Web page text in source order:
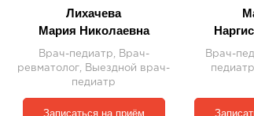
Лихачева
Мария Николаевна
Врач-педиатр, Врач-
ревматолог, Выездной врач-
педиатр
Записаться на приём
Врач-